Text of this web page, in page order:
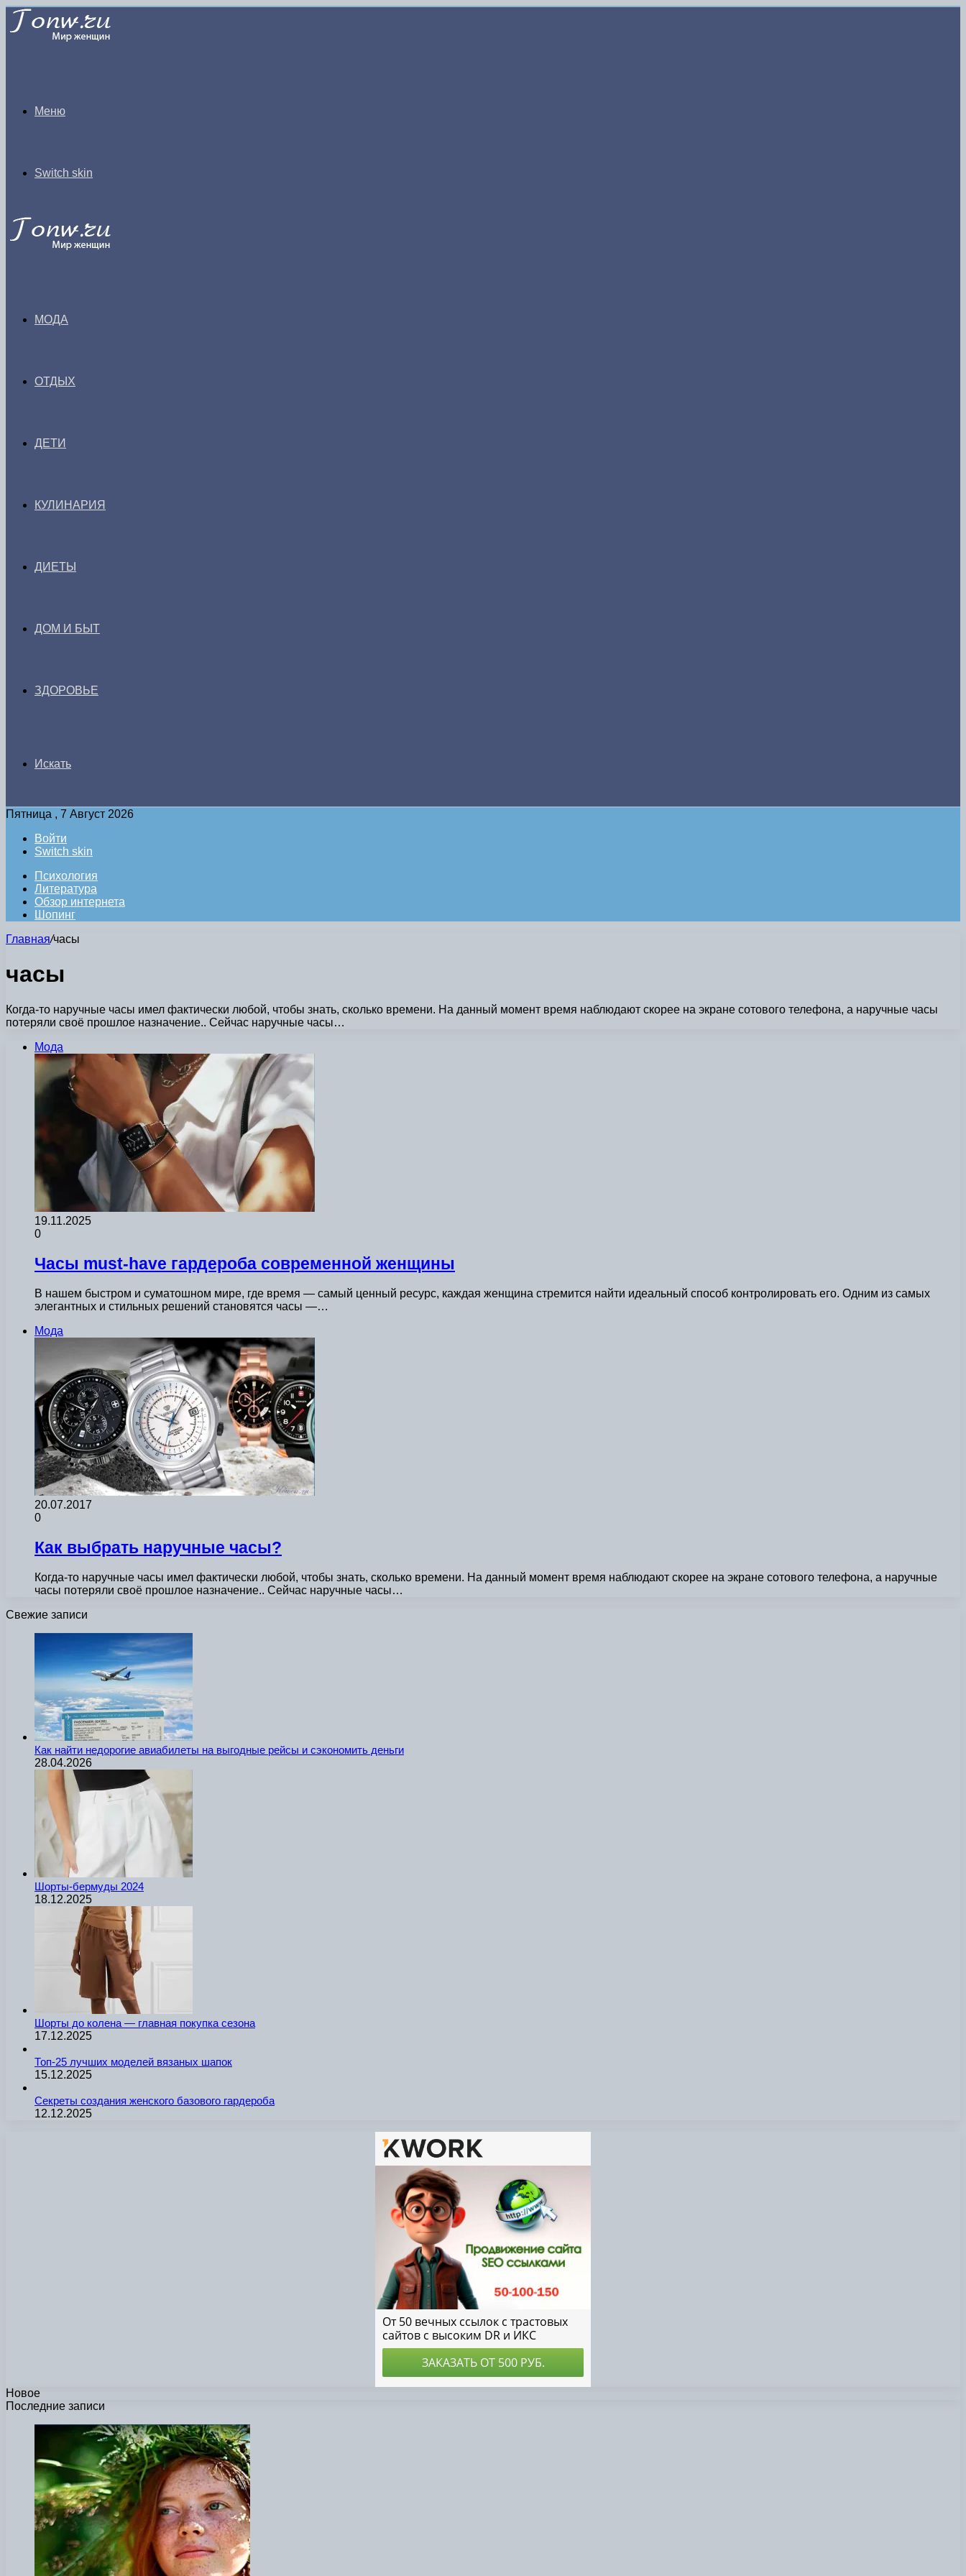
Меню
Switch skin
МОДА
ОТДЫХ
ДЕТИ
КУЛИНАРИЯ
ДИЕТЫ
ДОМ И БЫТ
ЗДОРОВЬЕ
Искать
Пятница , 7 Август 2026
Войти
Switch skin
Психология
Литература
Обзор интернета
Шопинг
Главная/часы
часы
Когда-то наручные часы имел фактически любой, чтобы знать, сколько времени. На данный момент время наблюдают скорее на экране сотового телефона, а наручные часы
потеряли своё прошлое назначение.. Сейчас наручные часы…
Мода
19.11.2025
0
Часы must-have гардероба современной женщины
В нашем быстром и суматошном мире, где время — самый ценный ресурс, каждая женщина стремится найти идеальный способ контролировать его. Одним из самых
элегантных и стильных решений становятся часы —…
Мода
20.07.2017
0
Как выбрать наручные часы?
Когда-то наручные часы имел фактически любой, чтобы знать, сколько времени. На данный момент время наблюдают скорее на экране сотового телефона, а наручные
часы потеряли своё прошлое назначение.. Сейчас наручные часы…
Свежие записи
Как найти недорогие авиабилеты на выгодные рейсы и сэкономить деньги
28.04.2026
Шорты-бермуды 2024
18.12.2025
Шорты до колена — главная покупка сезона
17.12.2025
Топ-25 лучших моделей вязаных шапок
15.12.2025
Секреты создания женского базового гардероба
12.12.2025
Новое
Последние записи